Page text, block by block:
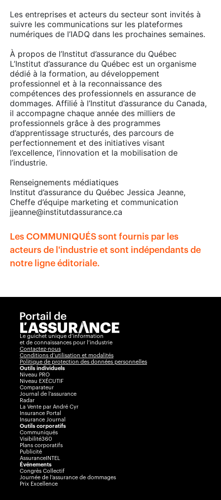
Les entreprises et acteurs du secteur sont invités à
suivre les communications sur les plateformes
numériques de l’IADQ dans les prochaines semaines.
À propos de l’Institut d’assurance du Québec
L’Institut d’assurance du Québec est un organisme
dédié à la formation, au développement
professionnel et à la reconnaissance des
compétences des professionnels en assurance de
dommages. Affilié à l’Institut d’assurance du Canada,
il accompagne chaque année des milliers de
professionnels grâce à des programmes
d’apprentissage structurés, des parcours de
perfectionnement et des initiatives visant
l’excellence, l’innovation et la mobilisation de
l’industrie.
Renseignements médiatiques
Institut d’assurance du Québec Jessica Jeanne,
Cheffe d’équipe marketing et communication
jjeanne@institutdassurance.ca
Les COMMUNIQUÉS sont fournis par les
acteurs de l'industrie et sont indépendants de
notre ligne éditoriale.
Le guichet unique d’information
et de connaissances pour l’industrie
Contactez-nous
Conditions d’utilisation et modalités
Politique de protection des données personnelles
Outils individuels
Niveau PRO
Niveau EXÉCUTIF
Comparateur
Journal de l’assurance
Radar
La Vente par André Cyr
Insurance Portal
Insurance Journal
Outils corporatifs
Communiqués
Visibilité360
Plans corporatifs
Publicité
AssuranceINTEL
Événements
Congrès Collectif
Journée de l’assurance de dommages
Prix Excellence